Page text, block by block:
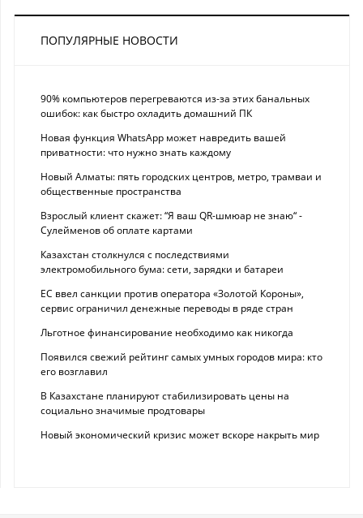
ПОПУЛЯРНЫЕ НОВОСТИ
90% компьютеров перегреваются из-за этих банальных
ошибок: как быстро охладить домашний ПК
Новая функция WhatsApp может навредить вашей
приватности: что нужно знать каждому
Новый Алматы: пять городских центров, метро, трамваи и
общественные пространства
Взрослый клиент скажет: “Я ваш QR-шмюар не знаю“ -
Сулейменов об оплате картами
Казахстан столкнулся с последствиями
электромобильного бума: сети, зарядки и батареи
ЕС ввел санкции против оператора «Золотой Короны»,
сервис ограничил денежные переводы в ряде стран
Льготное финансирование необходимо как никогда
Появился свежий рейтинг самых умных городов мира: кто
его возглавил
В Казахстане планируют стабилизировать цены на
социально значимые продтовары
Новый экономический кризис может вскоре накрыть мир